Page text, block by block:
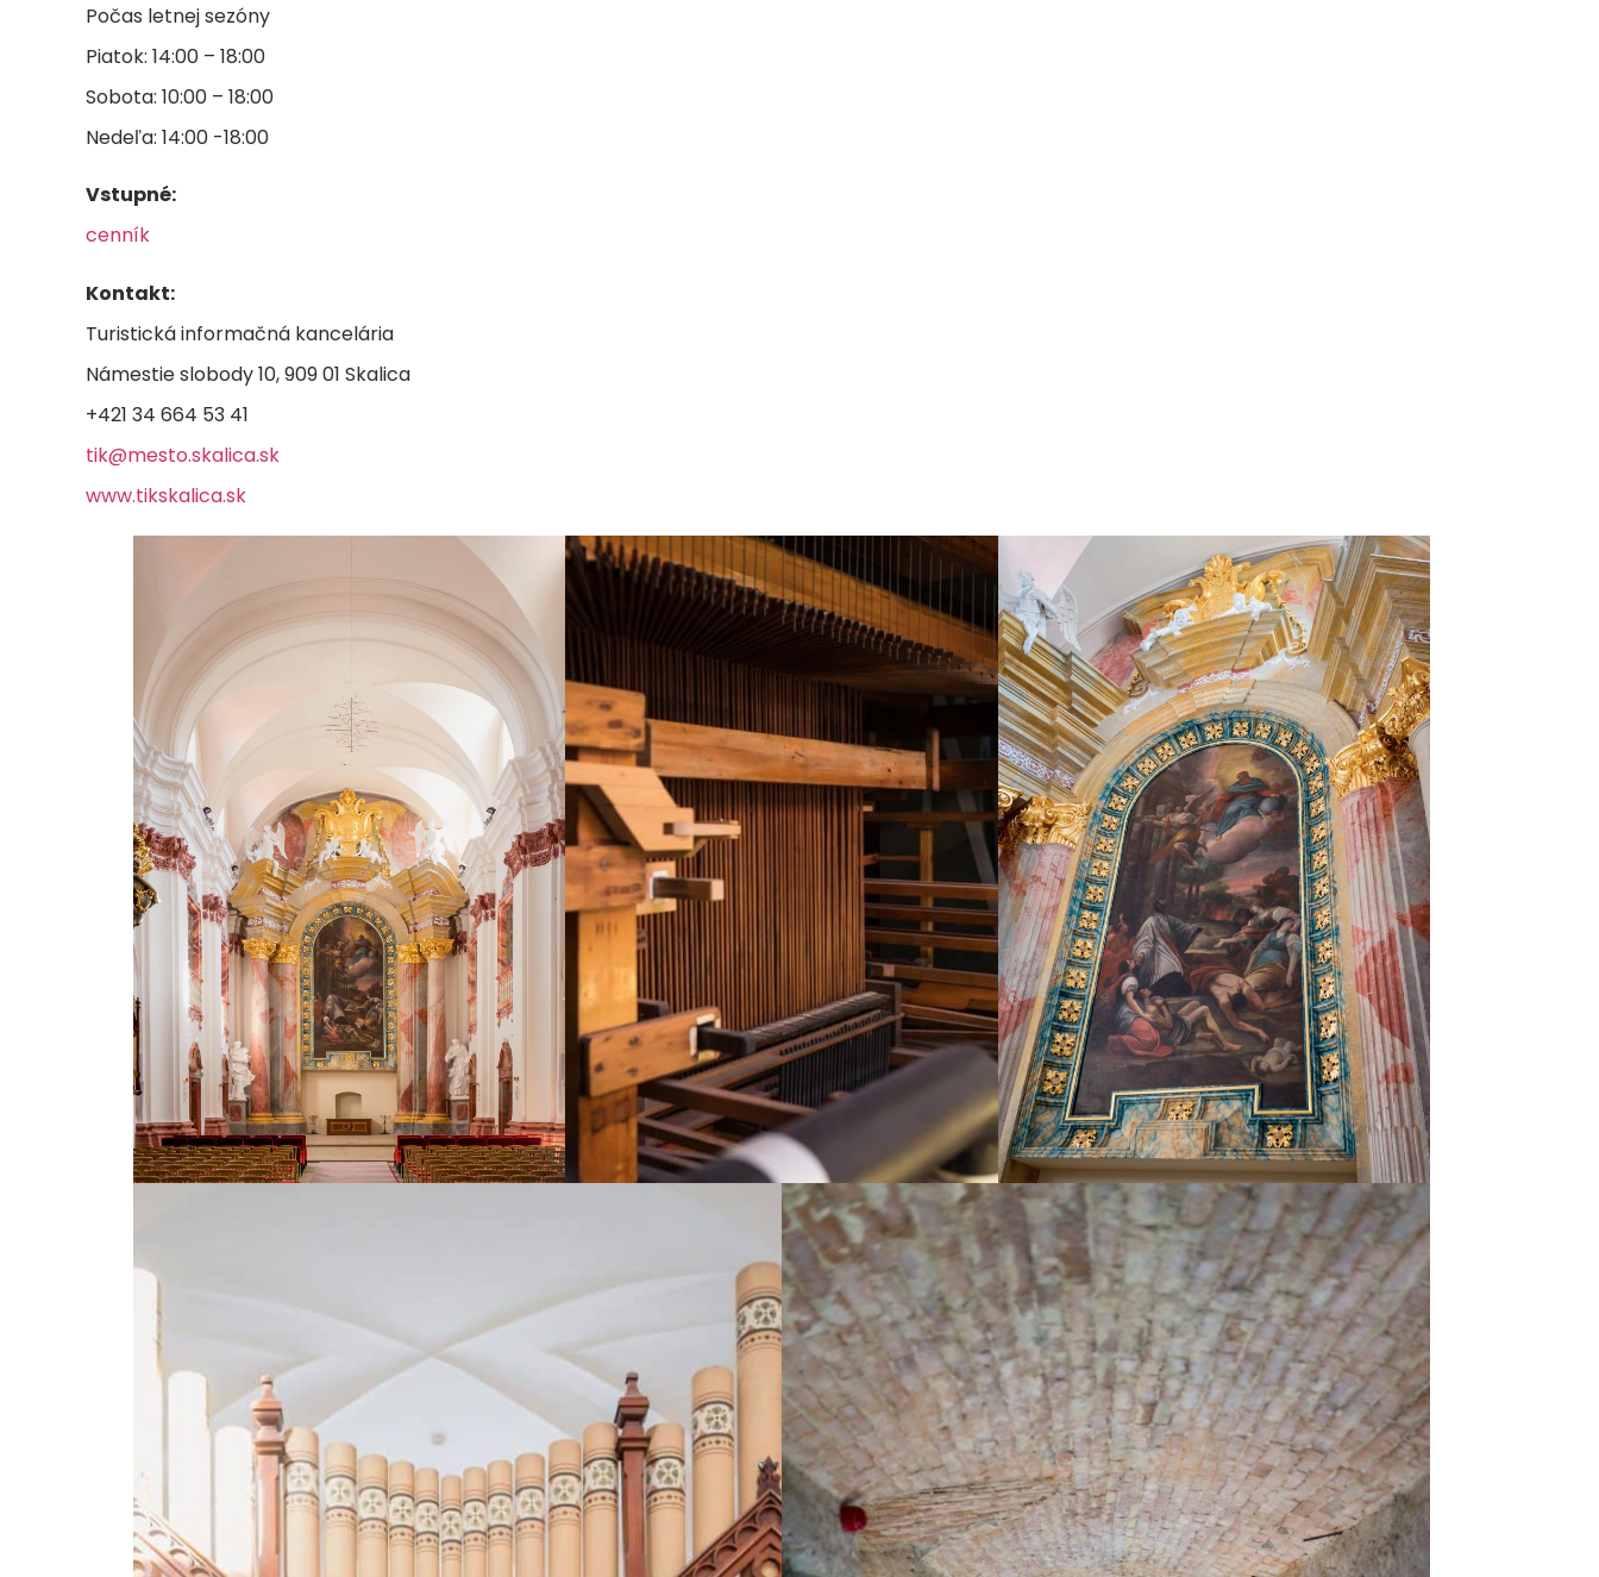
Počas letnej sezóny
Piatok: 14:00 – 18:00
Sobota: 10:00 – 18:00
Nedeľa: 14:00 -18:00
Vstupné:
cenník
Kontakt:
Turistická informačná kancelária
Námestie slobody 10, 909 01 Skalica
+421 34 664 53 41
tik@mesto.skalica.sk
www.tikskalica.sk